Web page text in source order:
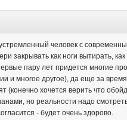
человек с
закрывать как ноги вытирать,
пару лет придется многие
и многое другое), да еще за
хочется верить что
но реальности надо
- будет очень здорово.